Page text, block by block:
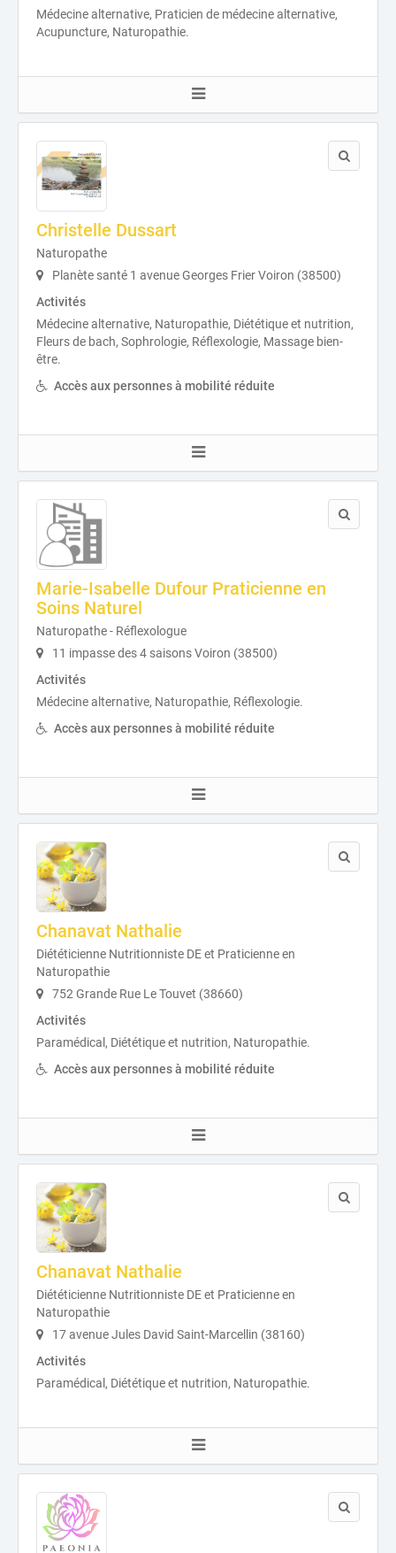
Médecine alternative, Praticien de médecine alternative,
Acupuncture, Naturopathie.
Christelle Dussart
Naturopathe
Planète santé 1 avenue Georges Frier Voiron (38500)
Activités
Médecine alternative, Naturopathie, Diététique et nutrition,
Fleurs de bach, Sophrologie, Réflexologie, Massage bien-
être.
Accès aux personnes à mobilité réduite
Marie-Isabelle Dufour Praticienne en
Soins Naturel
Naturopathe - Réflexologue
11 impasse des 4 saisons Voiron (38500)
Activités
Médecine alternative, Naturopathie, Réflexologie.
Accès aux personnes à mobilité réduite
Chanavat Nathalie
Diététicienne Nutritionniste DE et Praticienne en
Naturopathie
752 Grande Rue Le Touvet (38660)
Activités
Paramédical, Diététique et nutrition, Naturopathie.
Accès aux personnes à mobilité réduite
Chanavat Nathalie
Diététicienne Nutritionniste DE et Praticienne en
Naturopathie
17 avenue Jules David Saint-Marcellin (38160)
Activités
Paramédical, Diététique et nutrition, Naturopathie.